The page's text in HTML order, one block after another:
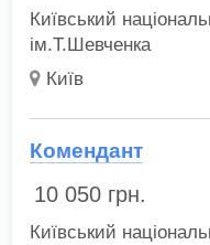
Київський
ім.Т.Шевченка
Київ
Комендант
10 050 грн.
Київський